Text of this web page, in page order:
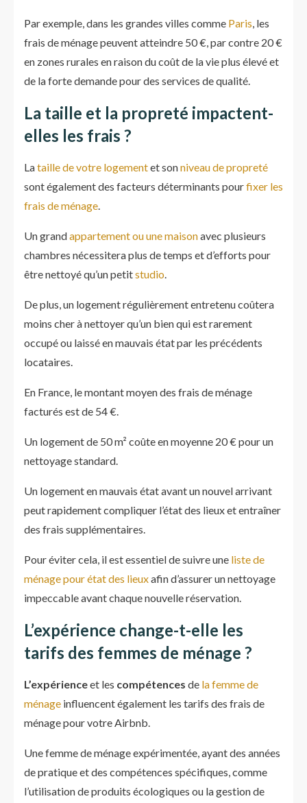
Par exemple, dans les grandes villes comme Paris, les
frais de ménage peuvent atteindre 50 €, par contre 20 €
en zones rurales en raison du coût de la vie plus élevé et
de la forte demande pour des services de qualité.
La taille et la propreté impactent-
elles les frais ?
Lataille de votre logementet sonniveau de propreté
sont également des facteurs déterminants pourfixer les
frais de ménage.
Un grandappartement ou une maisonavec plusieurs
chambres nécessitera plus de temps et d’efforts pour
être nettoyé qu’un petitstudio.
De plus, un logement régulièrement entretenu coûtera
moins cher à nettoyer qu’un bien qui est rarement
occupé ou laissé en mauvais état par les précédents
locataires.
En France, le montant moyen des frais de ménage
facturés est de 54 €.
Un logement de 50 m² coûte en moyenne 20 € pour un
nettoyage standard.
Un logement en mauvais état avant un nouvel arrivant
peut rapidement compliquer l’état des lieux et entraîner
des frais supplémentaires.
Pour éviter cela, il est essentiel de suivre une liste de
ménage pour état des lieuxafin d’assurer un nettoyage
impeccable avant chaque nouvelle réservation.
L’expérience change-t-elle les
tarifs des femmes de ménage ?
L’expérienceet les compétences de la femme de
ménage influencent également les tarifs des frais de
ménage pour votre Airbnb.
Une femme de ménage expérimentée, ayant des années
de pratique et des compétences spécifiques, comme
l’utilisation de produits écologiques ou la gestion de